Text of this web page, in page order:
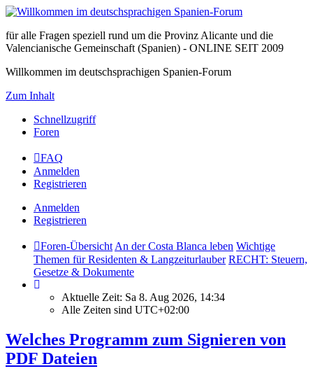
für alle Fragen speziell rund um die Provinz Alicante und die
Valencianische Gemeinschaft (Spanien) - ONLINE SEIT 2009
Willkommen im deutschsprachigen Spanien-Forum
Zum Inhalt
Schnellzugriff
Foren
FAQ
Anmelden
Registrieren
Anmelden
Registrieren
Foren-Übersicht An der Costa Blanca leben Wichtige
Themen für Residenten & Langzeiturlauber RECHT: Steuern,
Gesetze & Dokumente
Aktuelle Zeit: Sa 8. Aug 2026, 14:34
Alle Zeiten sind UTC+02:00
Welches Programm zum Signieren von
PDF Dateien